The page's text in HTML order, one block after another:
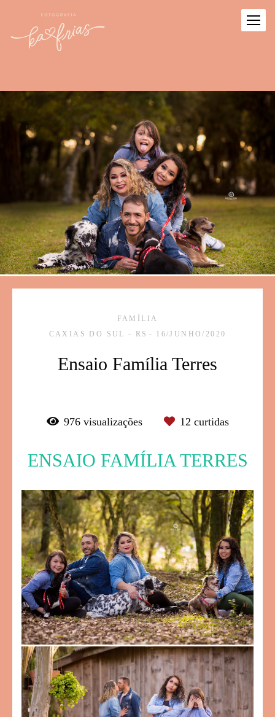
FAMÍLIA
CAXIAS DO SUL - RS
16/JUNHO/2020
Ensaio Família Terres
976visualizações 12 curtidas
ENSAIO FAMÍLIA TERRES